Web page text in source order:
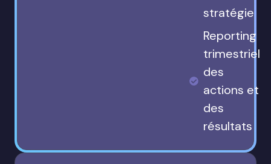
stratégie
Reporting
trimestriel
des
actions et
des
résultats